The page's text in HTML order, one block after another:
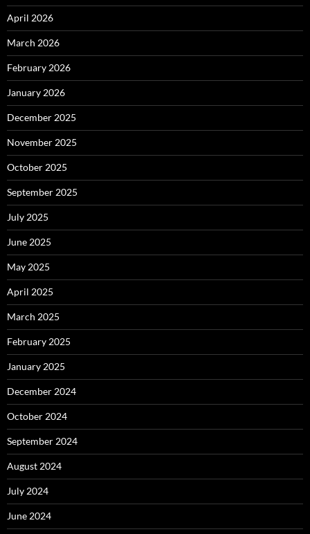
April 2026
March 2026
February 2026
January 2026
December 2025
November 2025
October 2025
September 2025
July 2025
June 2025
May 2025
April 2025
March 2025
February 2025
January 2025
December 2024
October 2024
September 2024
August 2024
July 2024
June 2024